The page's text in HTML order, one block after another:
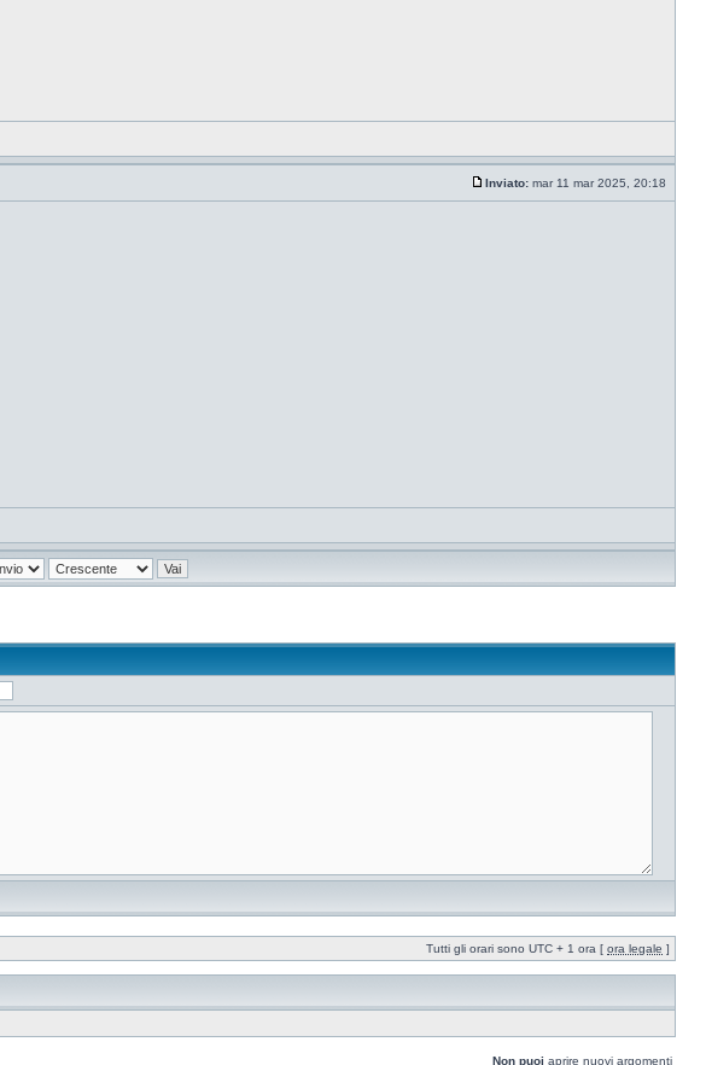
Inviato: mar 11 mar 2025, 20:18
Tutti gli orari sono UTC + 1 ora [ ora legale ]
Non puoi aprire nuovi argomenti